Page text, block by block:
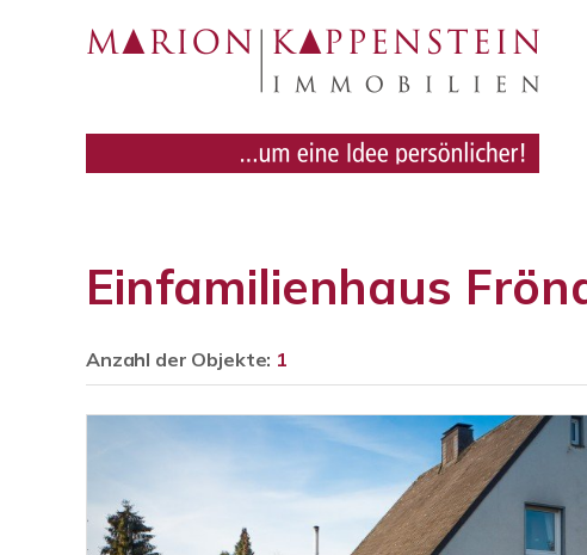
Einfamilienhaus
Anzahl der Objekte: 1